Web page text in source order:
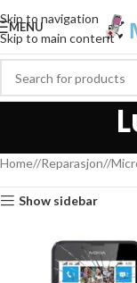
Skip to navigation
Skip to main content
MENU
Home/ Reparasjon/
Show sidebar